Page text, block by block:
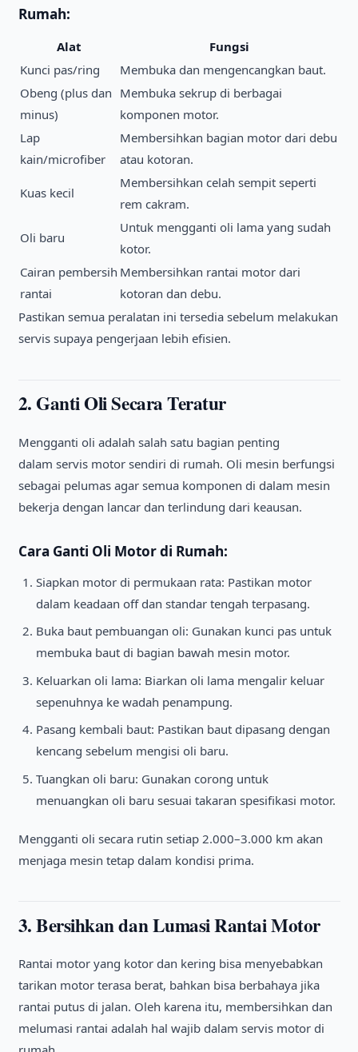
Rumah:
Alat
Fungsi
Kunci pas/ring
Membuka dan mengencangkan baut.
Obeng (plus dan
minus)
Membuka sekrup di berbagai
komponen motor.
Lap
kain/microfiber
Membersihkan bagian motor dari debu
atau kotoran.
Kuas kecil
Membersihkan celah sempit seperti
rem cakram.
Oli baru
Untuk mengganti oli lama yang sudah
kotor.
Cairan pembersih
rantai
Membersihkan rantai motor dari
kotoran dan debu.
Pastikan semua peralatan ini tersedia sebelum melakukan
servis supaya pengerjaan lebih efisien.
2. Ganti Oli Secara Teratur
Mengganti oli adalah salah satu bagian penting
dalam servis motor sendiri di rumah. Oli mesin berfungsi
sebagai pelumas agar semua komponen di dalam mesin
bekerja dengan lancar dan terlindung dari keausan.
Cara Ganti Oli Motor di Rumah:
Siapkan motor di permukaan rata: Pastikan motor
dalam keadaan off dan standar tengah terpasang.
Buka baut pembuangan oli: Gunakan kunci pas untuk
membuka baut di bagian bawah mesin motor.
Keluarkan oli lama: Biarkan oli lama mengalir keluar
sepenuhnya ke wadah penampung.
Pasang kembali baut: Pastikan baut dipasang dengan
kencang sebelum mengisi oli baru.
Tuangkan oli baru: Gunakan corong untuk
menuangkan oli baru sesuai takaran spesifikasi motor.
Mengganti oli secara rutin setiap 2.000–3.000 km akan
menjaga mesin tetap dalam kondisi prima.
3. Bersihkan dan Lumasi Rantai Motor
Rantai motor yang kotor dan kering bisa menyebabkan
tarikan motor terasa berat, bahkan bisa berbahaya jika
rantai putus di jalan. Oleh karena itu, membersihkan dan
melumasi rantai adalah hal wajib dalam servis motor di